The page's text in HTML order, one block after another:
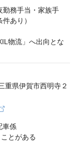
勤務手当・家族手
あり）
物流」へ出向とな
車係
とがある